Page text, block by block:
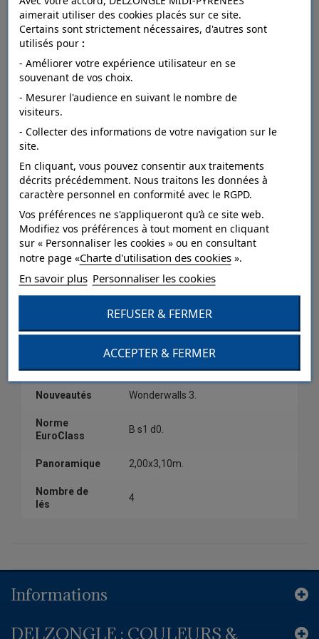
FICHE TECHNIQUE
Dépose arrachable à sec.
Raccord droit.
Entretien
Résistance à
la lumière
bonne.
Pose Collage sur le mur.
Style Géométrique.
Catégorie Dessin,Grand motif.
Papier sur intissé.
Collection Wonderwalls 3.
Nouveautés Wonderwalls 3.
Norme
EuroClass
B s1 d0.
Panoramique 2,00x3,10m.
Nombre de
lés
4
Informations
DELZONGLE : COULEURS &
aimerait utiliser des cookies placés sur ce site.
Certains sont strictement nécessaires, d'autres sont
utilisés pour :
- Améliorer votre expérience utilisateur en se
souvenant de vos choix.
- Mesurer l'audience en suivant le nombre de
visiteurs.
- Collecter des informations de votre navigation sur le
site.
En cliquant, vous pouvez consentir aux traitements
décrits précédemment. Nous traitons les données à
caractère personnel en conformité avec le RGPD.
Vos préférences ne s'appliqueront qu’à ce site web.
Modifiez vos préférences à tout moment en cliquant
sur « Personnaliser les cookies » ou en consultant
notre page «Charte d'utilisation des cookies».
En savoir plus Personnaliser les cookies
REFUSER & FERMER
ACCEPTER & FERMER